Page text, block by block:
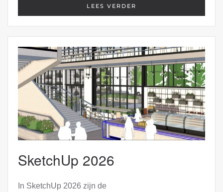
LEES VERDER
SketchUp 2026
In SketchUp 2026 zijn de